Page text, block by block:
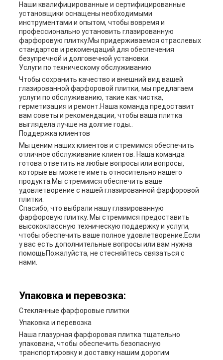
Наши квалифицированные и сертифицированные
установщики оснащены необходимыми
инструментами и опытом, чтобы вовремя и
профессионально установить глазированную
фарфоровую плитку.Мы придерживаемся отраслевых
стандартов и рекомендаций для обеспечения
безупречной и долговечной установки.
Услуги по техническому обслуживанию
Чтобы сохранить качество и внешний вид вашей
глазированной фарфоровой плитки, мы предлагаем
услуги по обслуживанию, такие как чистка,
герметизация и ремонт.Наша команда предоставит
вам советы и рекомендации, чтобы ваша плитка
выглядела лучше на долгие годы..
Поддержка клиентов
Мы ценим наших клиентов и стремимся обеспечить
отличное обслуживание клиентов. Наша команда
готова ответить на любые вопросы или вопросы,
которые вы можете иметь относительно нашего
продукта.Мы стремимся обеспечить ваше
удовлетворение с нашей глазированной фарфоровой
плитки.
Спасибо, что выбрали нашу глазированную
фарфоровую плитку. Мы стремимся предоставить
высококлассную техническую поддержку и услуги,
чтобы обеспечить ваше полное удовлетворение.Если
у вас есть дополнительные вопросы или вам нужна
помощьПожалуйста, не стесняйтесь связаться с
нами.
Упаковка и перевозка:
Стеклянные фарфоровые плитки
Упаковка и перевозка
Наша глазурная фарфоровая плитка тщательно
упакована, чтобы обеспечить безопасную
транспортировку и доставку нашим дорогим